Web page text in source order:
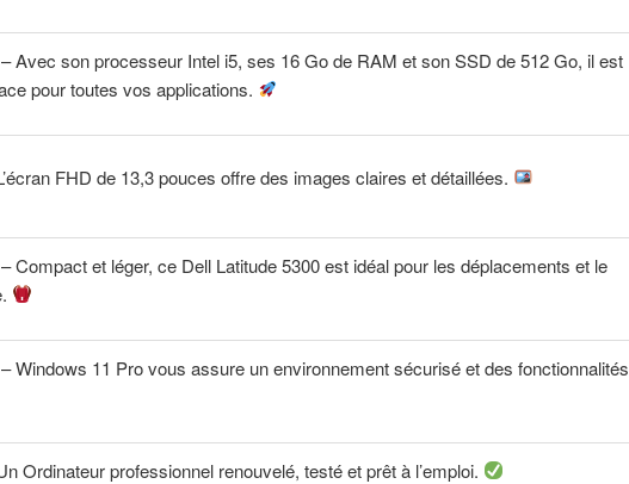
– Avec son processeur Intel i5, ses 16 Go de RAM et son SSD de 512 Go, il est
pour toutes vos applications.
FHD de 13,3 pouces offre des images claires et détaillées.
– Compact et léger, ce Dell Latitude 5300 est idéal pour les déplacements et le
– Windows 11 Pro vous assure un environnement sécurisé et des fonctionnalités
Ordinateur professionnel renouvelé, testé et prêt à l’emploi.